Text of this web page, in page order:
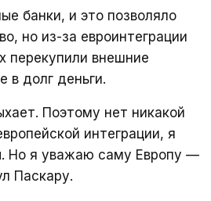
банки, и это позволяло
но из-за евроинтеграции
перекупили внешние
в долг деньги.
Поэтому нет никакой
интеграции, я
Но я уважаю саму Европу —
Паскару.